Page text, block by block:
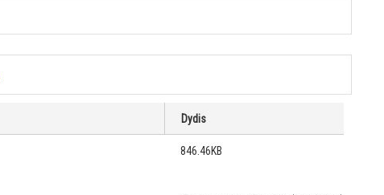
Dydis
846.46KB